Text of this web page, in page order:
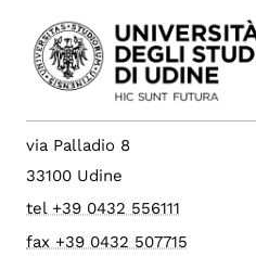
via Palladio 8
33100 Udine
tel +39 0432 556111
fax +39 0432 507715